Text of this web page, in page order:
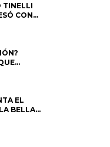
TINELLI
CON
EL
BELLA
ME